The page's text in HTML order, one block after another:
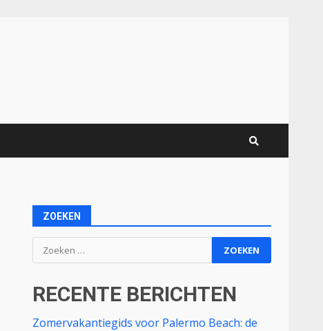
ZOEKEN
Zoeken
naar:
RECENTE BERICHTEN
Zomervakantiegids voor Palermo Beach: de